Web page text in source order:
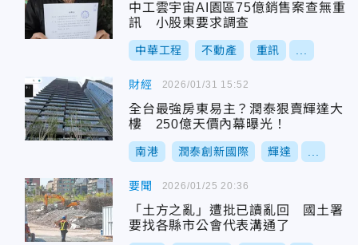
中工雲宇宙AI園區75億銷售案查無重
訊 小股東要求調查
中華工程 不動產 重訊
財經
全台最強房東易主？潤泰狠賣輝達大
樓 250億天價內幕曝光！
南港 潤泰創新國際 輝達
2026/01/31 15:52
要聞
「土方之亂」遭批已讀亂回 國土署
要找各縣市公會代表溝通了
2026/01/25 20:36